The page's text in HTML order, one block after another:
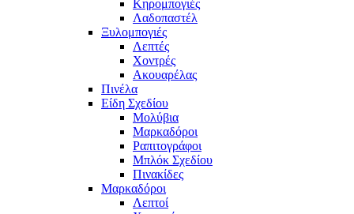
Κηρομπογιές
Λαδοπαστέλ
Ξυλομπογιές
Λεπτές
Χοντρές
Ακουαρέλας
Πινέλα
Είδη Σχεδίου
Μολύβια
Μαρκαδόροι
Ραπιτογράφοι
Μπλόκ Σχεδίου
Πινακίδες
Μαρκαδόροι
Λεπτοί